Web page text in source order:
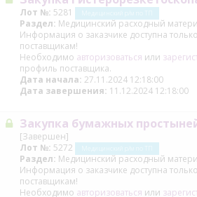
Лот №: 5281 Медицинский р/м по ТП
Раздел: Медицинский расходный
Информация о заказчике доступна
поставщикам!
Необходимо авторизоваться или
профиль поставщика.
Дата начала: 27.11.2024 12:18:00
Дата завершения: 11.12.2024 12:18:00
Закупка бумажных
[Завершен]
Лот №: 5272 Медицинский р/м по ТП
Раздел: Медицинский расходный
Информация о заказчике доступна
поставщикам!
Необходимо авторизоваться или